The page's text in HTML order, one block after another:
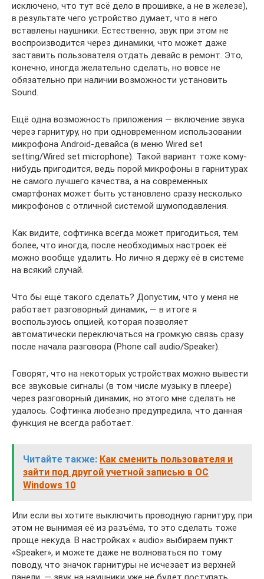
исключено, что тут всё дело в прошивке, а не в железе),
в результате чего устройство думает, что в него
вставлены наушники. Естественно, звук при этом не
воспроизводится через динамики, что может даже
заставить пользователя отдать девайс в ремонт. Это,
конечно, иногда желательно сделать, но вовсе не
обязательно при наличии возможности установить
Sound.
Ещё одна возможность приложения — включение звука
через гарнитуру, но при одновременном использовании
микрофона Android-девайса (в меню Wired set
setting/Wired set microphone). Такой вариант тоже кому-
нибудь пригодится, ведь порой микрофоны в гарнитурах
не самого лучшего качества, а на современных
смартфонах может быть установлено сразу несколько
микрофонов с отличной системой шумоподавления.
Как видите, софтинка всегда может пригодиться, тем
более, что иногда, после необходимых настроек её
можно вообще удалить. Но лично я держу её в системе
на всякий случай.
Что бы ещё такого сделать? Допустим, что у меня не
работает разговорный динамик, — в итоге я
воспользуюсь опцией, которая позволяет
автоматически переключаться на громкую связь сразу
после начала разговора (Phone call audio/Speaker).
Говорят, что на некоторых устройствах можно вывести
все звуковые сигналы (в том числе музыку в плеере)
через разговорный динамик, но этого мне сделать не
удалось. Софтинка любезно предупредила, что данная
функция не всегда работает.
Читайте также: Как сменить пользователя и
зайти под другой учетной записью в ОС
Windows 10
Или если вы хотите выключить проводную гарнитуру, при
этом не вынимая её из разъёма, то это сделать тоже
проще некуда. В настройках « audio» выбираем пункт
«Speaker», и можете даже не волноваться по тому
поводу, что значок гарнитуры не исчезает из верхней